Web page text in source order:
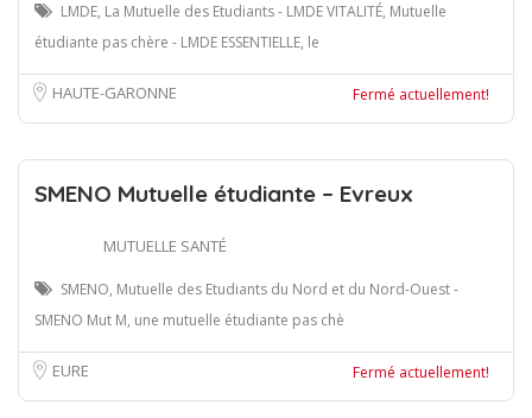
LMDE, La Mutuelle des Etudiants - LMDE VITALITÉ, Mutuelle
étudiante pas chère - LMDE ESSENTIELLE, le
HAUTE-GARONNE Fermé actuellement!
SMENO Mutuelle étudiante – Evreux
MUTUELLE SANTÉ
SMENO, Mutuelle des Etudiants du Nord et du Nord-Ouest -
SMENO Mut M, une mutuelle étudiante pas chè
EURE Fermé actuellement!